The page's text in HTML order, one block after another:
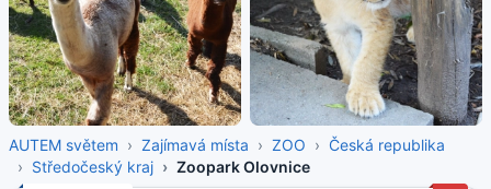
AUTEM světem Zajímavá místa ZOO
Česká republika
Středočeský kraj
Zoopark Olovnice